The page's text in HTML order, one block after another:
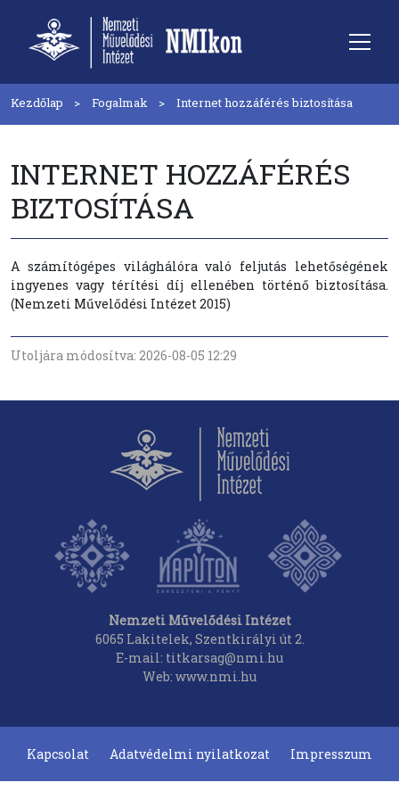
Kezdőlap Fogalmak Internet hozzáférés biztosítása
INTERNET HOZZÁFÉRÉS
BIZTOSÍTÁSA
A számítógépes világhálóra való feljutás lehetőségének
ingyenes vagy térítési díj ellenében történő biztosítása.
(Nemzeti Művelődési Intézet 2015)
Utoljára módosítva: 2026-08-05 12:29
Nemzeti Művelődési Intézet
6065 Lakitelek, Szentkirályi út 2.
E-mail: titkarsag@nmi.hu
Web: www.nmi.hu
Kapcsolat Adatvédelmi nyilatkozat Impresszum